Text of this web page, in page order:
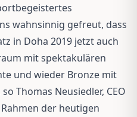
wahnsinnig gefreut, dass
in Doha 2019 jetzt auch
mit spektakulären
und wieder Bronze mit
Thomas Neusiedler, CEO
der heutigen